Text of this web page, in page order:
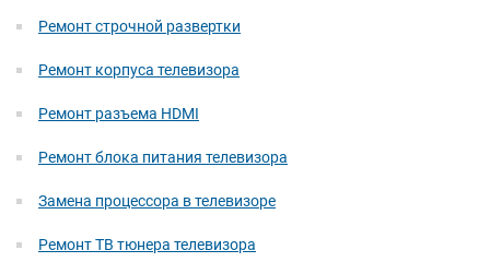
Ремонт строчной развертки
Ремонт корпуса телевизора
Ремонт разъема HDMI
Ремонт блока питания телевизора
Замена процессора в телевизоре
Ремонт ТВ тюнера телевизора